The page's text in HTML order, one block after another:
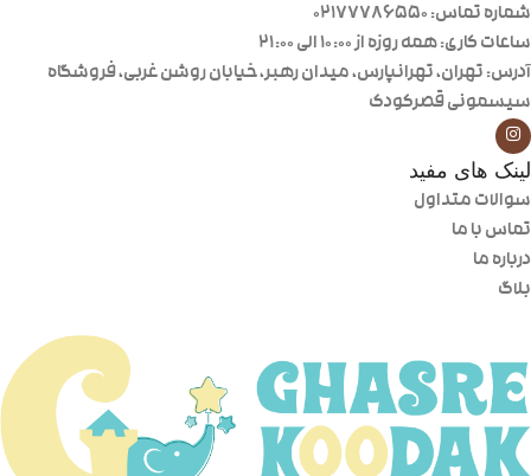
شماره تماس: 02177786550
ساعات کاری: همه روزه از ۱۰:۰۰ الی ۲۱:۰۰
آدرس: تهران، تهرانپارس، میدان رهبر، خیابان روشن غربی، فروشگاه
سیسمونی قصرکودک
لینک های مفید
سوالات متداول
تماس با ما
درباره ما
بلاگ